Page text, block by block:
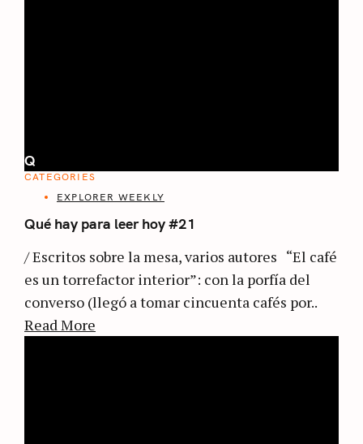
Q
CATEGORIES
EXPLORER WEEKLY
Qué hay para leer hoy #21
/ Escritos sobre la mesa, varios autores “El café
es un torrefactor interior”: con la porfía del
converso (llegó a tomar cincuenta cafés por..
Read More